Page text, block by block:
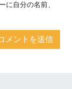
に自分の名前、